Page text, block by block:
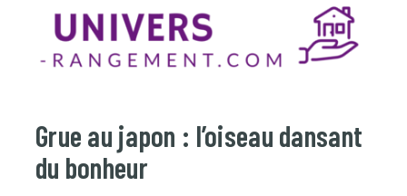
Grue au japon : l’oiseau dansant
du bonheur